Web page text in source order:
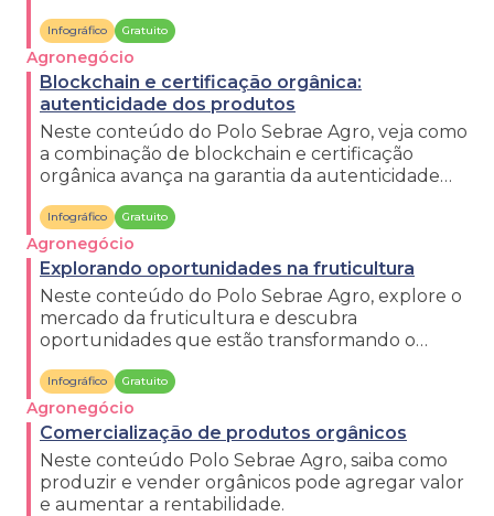
Infográfico Gratuito
Agronegócio
Blockchain e certificação orgânica:
autenticidade dos produtos
Neste conteúdo do Polo Sebrae Agro, veja como
a combinação de blockchain e certificação
orgânica avança na garantia da autenticidade
Infográfico Gratuito
Agronegócio
Explorando oportunidades na fruticultura
Neste conteúdo do Polo Sebrae Agro, explore o
mercado da fruticultura e descubra
oportunidades que estão transformando o
Infográfico Gratuito
Agronegócio
Comercialização de produtos orgânicos
Neste conteúdo Polo Sebrae Agro, saiba como
produzir e vender orgânicos pode agregar valor
e aumentar a rentabilidade.